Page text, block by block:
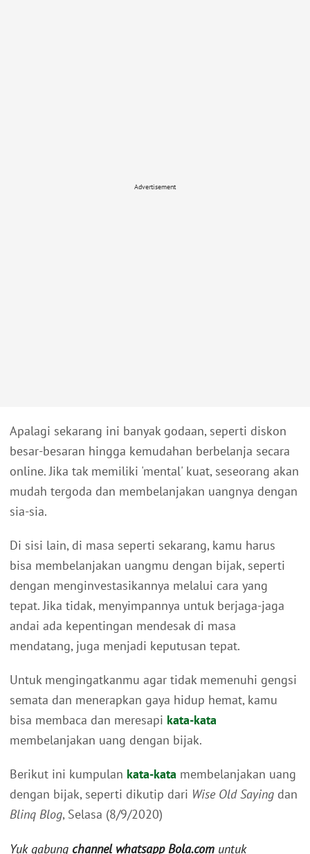
Advertisement
Apalagi sekarang ini banyak godaan, seperti diskon
besar-besaran hingga kemudahan berbelanja secara
online. Jika tak memiliki 'mental' kuat, seseorang akan
mudah tergoda dan membelanjakan uangnya dengan
sia-sia.
Di sisi lain, di masa seperti sekarang, kamu harus
bisa membelanjakan uangmu dengan bijak, seperti
dengan menginvestasikannya melalui cara yang
tepat. Jika tidak, menyimpannya untuk berjaga-jaga
andai ada kepentingan mendesak di masa
mendatang, juga menjadi keputusan tepat.
Untuk mengingatkanmu agar tidak memenuhi gengsi
semata dan menerapkan gaya hidup hemat, kamu
bisa membaca dan meresapi kata-kata
membelanjakan uang dengan bijak.
Berikut ini kumpulan kata-kata membelanjakan uang
dengan bijak, seperti dikutip dari Wise Old Saying dan
Blinq Blog, Selasa (8/9/2020)
Yuk gabung channel whatsapp Bola.com untuk